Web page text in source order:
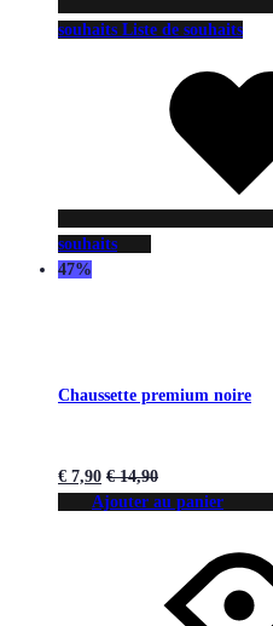
souhaits Liste de souhaits
souhaits
47%
Chaussette premium noire
€ 7,90 €14,90
Ajouter au panier